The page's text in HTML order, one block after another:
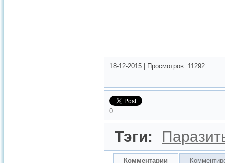
18-12-2015 Просмотров: 11292
0
Тэги:
Комментарии